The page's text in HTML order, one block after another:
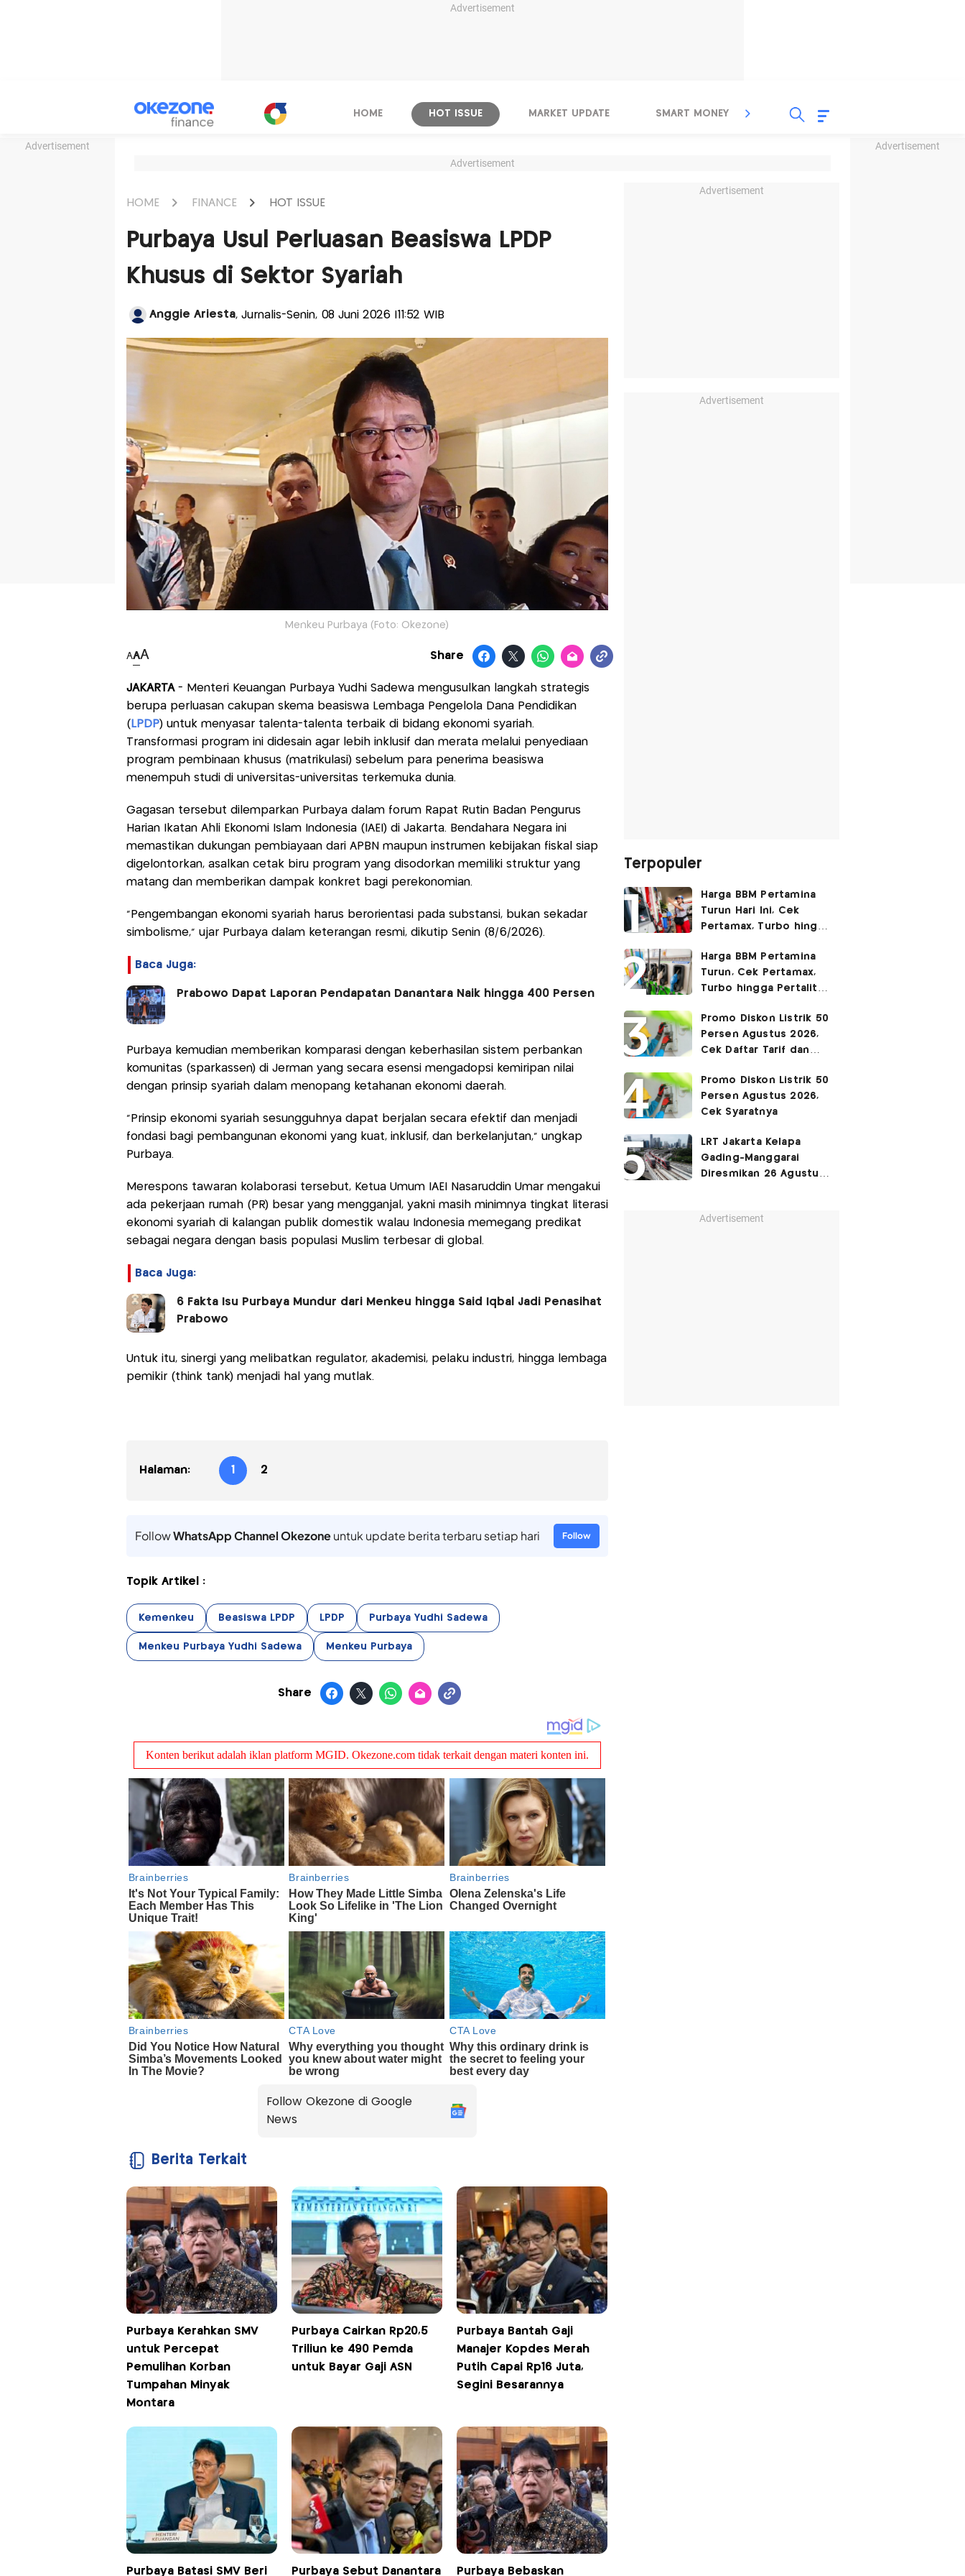
Advertisement
Advertisement Advertisement
HOME HOT ISSUE MARKET UPDATE SMART MONEY INSPIRASI BISNIS
Advertisement
HOME FINANCE HOT ISSUE
Purbaya Usul Perluasan Beasiswa LPDP
Khusus di Sektor Syariah
Anggie Ariesta, Jurnalis-Senin, 08 Juni 2026 |11:52 WIB
Menkeu Purbaya (Foto: Okezone)
AAA Share
JAKARTA- Menteri Keuangan Purbaya Yudhi Sadewa mengusulkan langkah strategis
berupa perluasan cakupan skema beasiswa Lembaga Pengelola Dana Pendidikan
( LPDP) untuk menyasar talenta-talenta terbaik di bidang ekonomi syariah.
Transformasi program ini didesain agar lebih inklusif dan merata melalui penyediaan
program pembinaan khusus (matrikulasi) sebelum para penerima beasiswa
menempuh studi di universitas-universitas terkemuka dunia.
Gagasan tersebut dilemparkan Purbaya dalam forum Rapat Rutin Badan Pengurus
Harian Ikatan Ahli Ekonomi Islam Indonesia (IAEI) di Jakarta. Bendahara Negara ini
memastikan dukungan pembiayaan dari APBN maupun instrumen kebijakan fiskal siap
digelontorkan, asalkan cetak biru program yang disodorkan memiliki struktur yang
matang dan memberikan dampak konkret bagi perekonomian.
"Pengembangan ekonomi syariah harus berorientasi pada substansi, bukan sekadar
simbolisme," ujar Purbaya dalam keterangan resmi, dikutip Senin (8/6/2026).
Baca Juga:
Prabowo Dapat Laporan Pendapatan Danantara Naik hingga 400 Persen
Purbaya kemudian memberikan komparasi dengan keberhasilan sistem perbankan
komunitas (sparkassen) di Jerman yang secara esensi mengadopsi kemiripan nilai
dengan prinsip syariah dalam menopang ketahanan ekonomi daerah.
"Prinsip ekonomi syariah sesungguhnya dapat berjalan secara efektif dan menjadi
fondasi bagi pembangunan ekonomi yang kuat, inklusif, dan berkelanjutan,” ungkap
Purbaya.
Merespons tawaran kolaborasi tersebut, Ketua Umum IAEI Nasaruddin Umar mengakui
ada pekerjaan rumah (PR) besar yang mengganjal, yakni masih minimnya tingkat literasi
ekonomi syariah di kalangan publik domestik walau Indonesia memegang predikat
sebagai negara dengan basis populasi Muslim terbesar di global.
Baca Juga:
6 Fakta Isu Purbaya Mundur dari Menkeu hingga Said Iqbal Jadi Penasihat
Prabowo
Untuk itu, sinergi yang melibatkan regulator, akademisi, pelaku industri, hingga lembaga
pemikir (think tank) menjadi hal yang mutlak.
Halaman: 1 2
FollowWhatsApp Channel Okezoneuntuk update berita terbaru setiap hari Follow
Topik Artikel :
Kemenkeu Beasiswa LPDP LPDP Purbaya Yudhi Sadewa
Menkeu Purbaya Yudhi Sadewa Menkeu Purbaya
Share
Follow Okezone di Google
News
Berita Terkait
Purbaya Kerahkan SMV
untuk Percepat
Pemulihan Korban
Tumpahan Minyak
Montara
Purbaya Cairkan Rp20,5
Triliun ke 490 Pemda
untuk Bayar Gaji ASN
Purbaya Bantah Gaji
Manajer Kopdes Merah
Putih Capai Rp16 Juta,
Segini Besarannya
Purbaya Batasi SMV Beri Purbaya Sebut Danantara Purbaya Bebaskan
Advertisement
Advertisement
Terpopuler
Harga BBM Pertamina
Turun Hari Ini, Cek
Pertamax, Turbo hingga
2026
Harga BBM Pertamina
Turun, Cek Pertamax,
Turbo hingga Pertalite
Promo Diskon Listrik 50
Persen Agustus 2026,
Cek Daftar Tarif dan
Promo Diskon Listrik 50
Persen Agustus 2026,
Cek Syaratnya
LRT Jakarta Kelapa
Gading-Manggarai
Diresmikan 26 Agustus
Advertisement